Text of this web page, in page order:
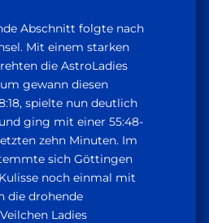
Abschnitt folgte nach
Mit einem starken
die AstroLadies
gewann diesen
spielte nun deutlich
ging mit einer 55:48-
zehn Minuten. Im
sich Göttingen
noch einmal mit
die drohende
Ladies